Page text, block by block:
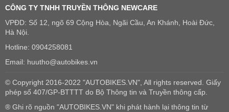
CÔNG TY TNHH TRUYỀN THÔNG NEWCARE
VPĐD: Số 12, ngõ 69 Cộng Hòa, Ngãi Cầu, An Khánh, Hoài Đức,
Hà Nội.
Hotline: 0904258081
Email: huutho@autobikes.vn
© Copyright 2016-2022 "AUTOBIKES.VN", All rights reserved. Giấy
phép số 407/GP-BTTTT do Bộ Thông tin và Truyền thông cấp.
® Ghi rõ nguồn "AUTOBIKES.VN" khi phát hành lại thông tin từ